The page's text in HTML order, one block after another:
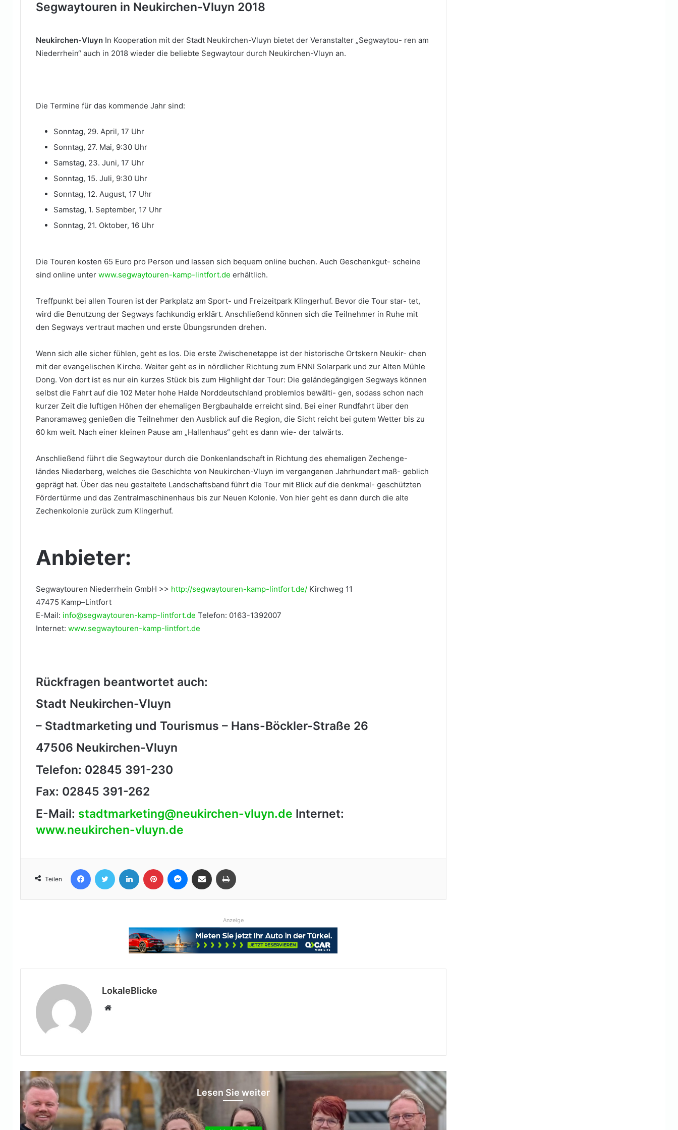
Segwaytouren in Neukirchen-Vluyn 2018
Neukirchen-Vluyn In Kooperation mit der Stadt Neukirchen-Vluyn bietet der Veranstalter „Segwaytou- ren am
Niederrhein“ auch in 2018 wieder die beliebte Segwaytour durch Neukirchen-Vluyn an.
Die Termine für das kommende Jahr sind:
Sonntag, 29. April, 17 Uhr
Sonntag, 27. Mai, 9:30 Uhr
Samstag, 23. Juni, 17 Uhr
Sonntag, 15. Juli, 9:30 Uhr
Sonntag, 12. August, 17 Uhr
Samstag, 1. September, 17 Uhr
Sonntag, 21. Oktober, 16 Uhr
Die Touren kosten 65 Euro pro Person und lassen sich bequem online buchen. Auch Geschenkgut- scheine
sind online unter www.segwaytouren-kamp-lintfort.de erhältlich.
Treffpunkt bei allen Touren ist der Parkplatz am Sport- und Freizeitpark Klingerhuf. Bevor die Tour star- tet,
wird die Benutzung der Segways fachkundig erklärt. Anschließend können sich die Teilnehmer in Ruhe mit
den Segways vertraut machen und erste Übungsrunden drehen.
Wenn sich alle sicher fühlen, geht es los. Die erste Zwischenetappe ist der historische Ortskern Neukir- chen
mit der evangelischen Kirche. Weiter geht es in nördlicher Richtung zum ENNI Solarpark und zur Alten Mühle
Dong. Von dort ist es nur ein kurzes Stück bis zum Highlight der Tour: Die geländegängigen Segways können
selbst die Fahrt auf die 102 Meter hohe Halde Norddeutschland problemlos bewälti- gen, sodass schon nach
kurzer Zeit die luftigen Höhen der ehemaligen Bergbauhalde erreicht sind. Bei einer Rundfahrt über den
Panoramaweg genießen die Teilnehmer den Ausblick auf die Region, die Sicht reicht bei gutem Wetter bis zu
60 km weit. Nach einer kleinen Pause am „Hallenhaus“ geht es dann wie- der talwärts.
Anschließend führt die Segwaytour durch die Donkenlandschaft in Richtung des ehemaligen Zechenge-
ländes Niederberg, welches die Geschichte von Neukirchen-Vluyn im vergangenen Jahrhundert maß- geblich
geprägt hat. Über das neu gestaltete Landschaftsband führt die Tour mit Blick auf die denkmal- geschützten
Fördertürme und das Zentralmaschinenhaus bis zur Neuen Kolonie. Von hier geht es dann durch die alte
Zechenkolonie zurück zum Klingerhuf.
Anbieter:
Segwaytouren Niederrhein GmbH >> http://segwaytouren-kamp-lintfort.de/ Kirchweg 11
47475 Kamp–Lintfort
E-Mail: info@segwaytouren-kamp-lintfort.de Telefon: 0163-1392007
Internet: www.segwaytouren-kamp-lintfort.de
Rückfragen beantwortet auch:
Stadt Neukirchen-Vluyn
– Stadtmarketing und Tourismus – Hans-Böckler-Straße 26
47506 Neukirchen-Vluyn
Telefon: 02845 391-230
Fax: 02845 391-262
E-Mail: stadtmarketing@neukirchen-vluyn.de Internet:
www.neukirchen-vluyn.de
Teilen
FacebookTwitter LinkedIn Pinterest Messenger
Teile per E-Mail
Anzeige
LokaleBlicke
Webseite
Lesen Sie weiter